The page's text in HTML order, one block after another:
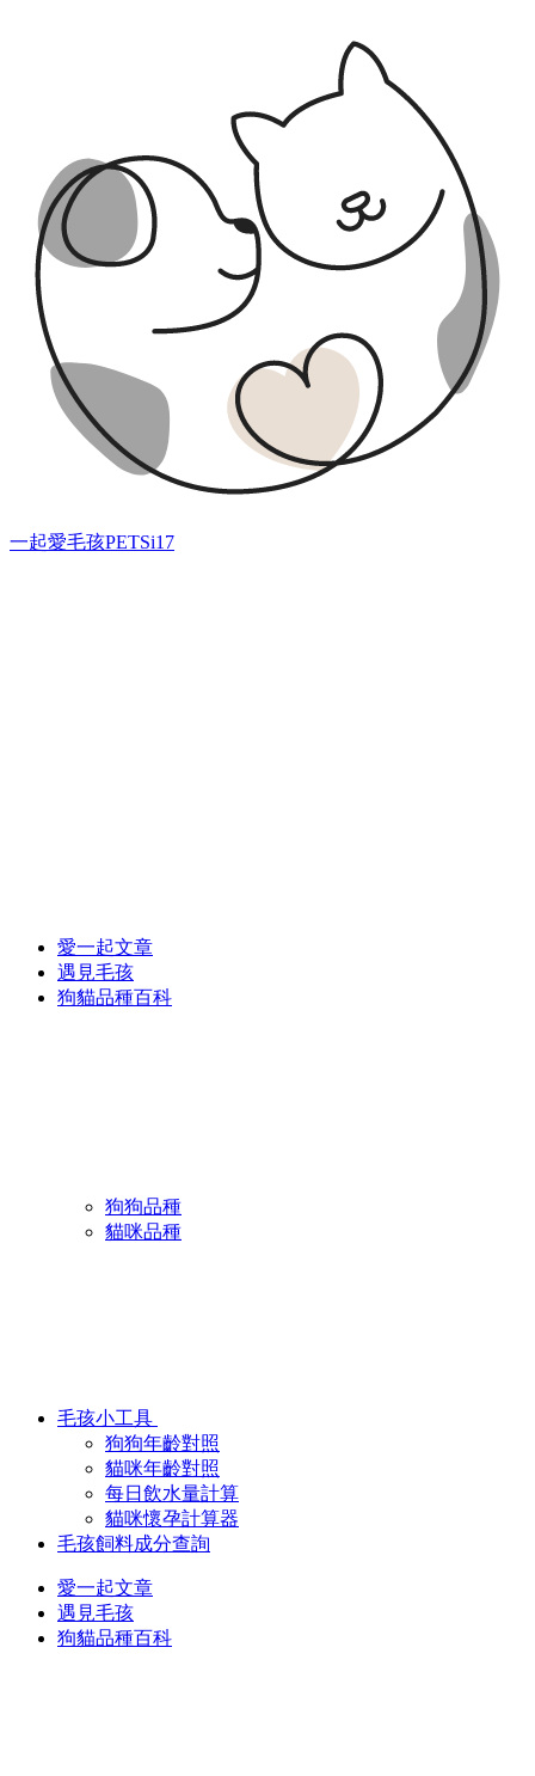
一起愛毛孩PETSi17
愛一起文章
遇見毛孩
狗貓品種百科
狗狗品種
貓咪品種
毛孩小工具
狗狗年齡對照
貓咪年齡對照
每日飲水量計算
貓咪懷孕計算器
毛孩飼料成分查詢
愛一起文章
遇見毛孩
狗貓品種百科